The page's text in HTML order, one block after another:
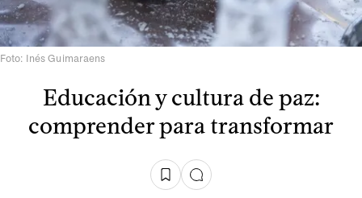
Foto: Inés Guimaraens
Educación y cultura de paz:
comprender para transformar